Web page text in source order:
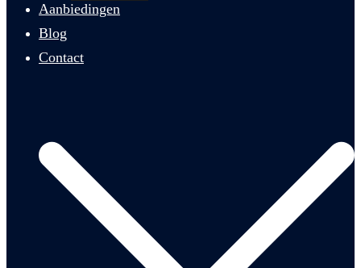
Aanbiedingen
Blog
Contact